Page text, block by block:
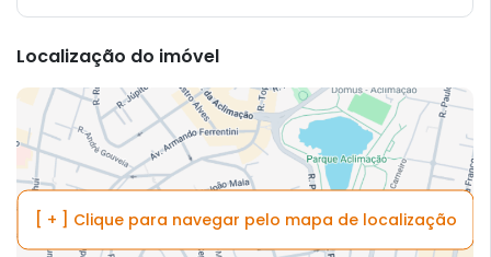
Localização do imóvel
[ + ] Clique para navegar pelo mapa de localização